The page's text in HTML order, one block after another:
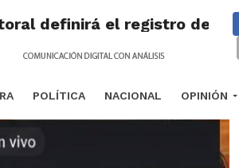
POLÍTICA NACIONAL OPINIÓN
definirá el registro del